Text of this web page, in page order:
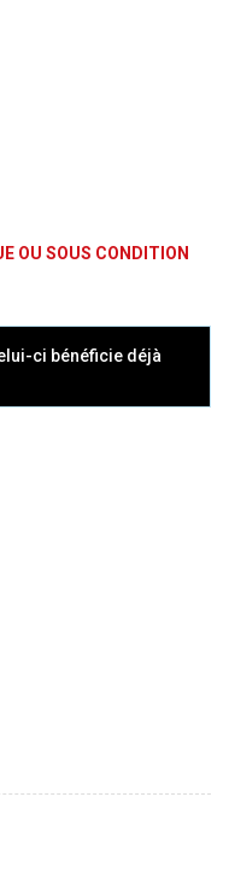
OU SOUS CONDITION
ci bénéficie déjà